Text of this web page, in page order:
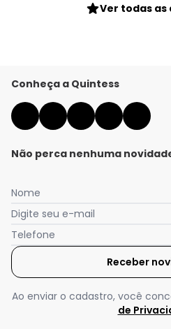
Ver todas as
Conheça a Quintess
Não perca nenhuma
Nome
Digite seu e-mail
Telefone
Receber
Ao enviar o cadastro, você
de